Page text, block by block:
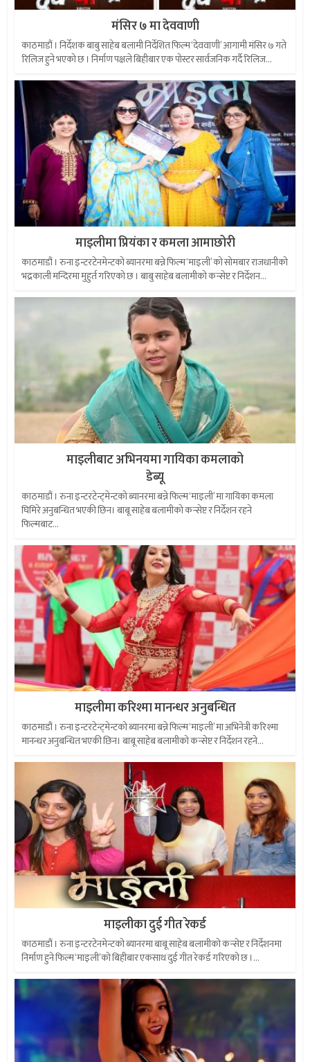
मंसिर ७ मा देववाणी
काठमाडौं । निर्देशक बाबु साहेब बलामी निर्देशित फिल्म ‘देववाणी’ आगामी मंसिर ७ गते
रिलिज हुने भएको छ । निर्माण पक्षले बिहीबार एक पोस्टर सार्वजनिक गर्दै रिलिज...
माइलीमा प्रियंका र कमला आमाछोरी
काठमाडौं । रुना इन्टरटेनमेन्टको ब्यानरमा बन्ने फिल्म ‘माइली’ को सोमबार राजधानीको
भद्रकाली मन्दिरमा मुहुर्त गरिएको छ । बाबु साहेब बलामीको कन्सेप्ट र निर्देशन...
माइलीबाट अभिनयमा गायिका कमलाको
डेब्यू
काठमाडौं । रुना इन्टरटेन्ट्मेन्टको ब्यानरमा बन्ने फिल्म ‘माइली’ मा गायिका कमला
घिमिरे अनुबन्धित भएकी छिन। बाबू साहेब बलामीको कन्सेप्ट र निर्देशन रहने
फिल्मबाट...
माइलीमा करिश्मा मानन्धर अनुबन्धित
काठमाडौं । रुना इन्टरटेन्ट्मेन्टको ब्यानरमा बन्ने फिल्म ‘माइली’ मा अभिनेत्री करिश्मा
मानन्धर अनुबन्धित भएकी छिन। बाबू साहेब बलामीको कन्सेप्ट र निर्देशन रहने...
माइलीका दुई गीत रेकर्ड
काठमाडौं । रुना इन्टरटेनमेन्टको ब्यानरमा बाबू साहेब बलामीको कन्सेप्ट र निर्देशनमा
निर्माण हुने फिल्म ‘माइली’को बिहीबार एकसाथ दुई गीत रेकर्ड गरिएको छ ।...